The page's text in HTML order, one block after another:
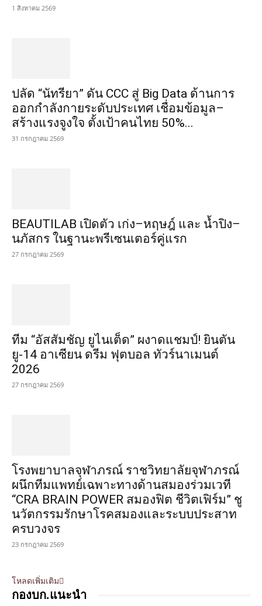
1 สิงหาคม 2569
ปลัด “นัทรียา” ดัน CCC สู่ Big Data ด้านการ
ออกกำลังกายระดับประเทศ เชื่อมข้อมูล–
สร้างแรงจูงใจ ตั้งเป้าคนไทย 50%...
31 กรกฎาคม 2569
BEAUTILAB เปิดตัว เก่ง–หฤษฎ์ และ น้ำปิง–
นภัสกร ในฐานะพรีเซนเตอร์คู่แรก
27 กรกฎาคม 2569
ทีม “อัสสัมชัญ ยูไนเต็ด” ผงาดแชมป์! ยินตัน
ยู-14 อาเซียน ดรีม ฟุตบอล ทัวร์นาเมนต์
2026
27 กรกฎาคม 2569
โรงพยาบาลจุฬาภรณ์ ราชวิทยาลัยจุฬาภรณ์
ผนึกทีมแพทย์เฉพาะทางด้านสมองร่วมเวที
“CRA BRAIN POWER สมองฟิต ชีวิตเฟิร์ม” ชู
นวัตกรรมรักษาโรคสมองและระบบประสาท
ครบวงจร
23 กรกฎาคม 2569
โหลดเพิ่มเติม
กองบก.แนะนำ